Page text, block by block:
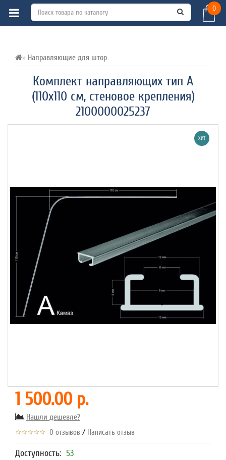
0
Направляющие для штор
Комплект направляющих тип А
(110х110 см, стеновое крепления)
2100000025237
ВСЕ О ТОВАРЕ ХАРАКТЕРИСТИКИ
ХИТ
1 500.00 р.
Нашли дешевле?
0 отзывов / Написать отзыв
Доступность: 53